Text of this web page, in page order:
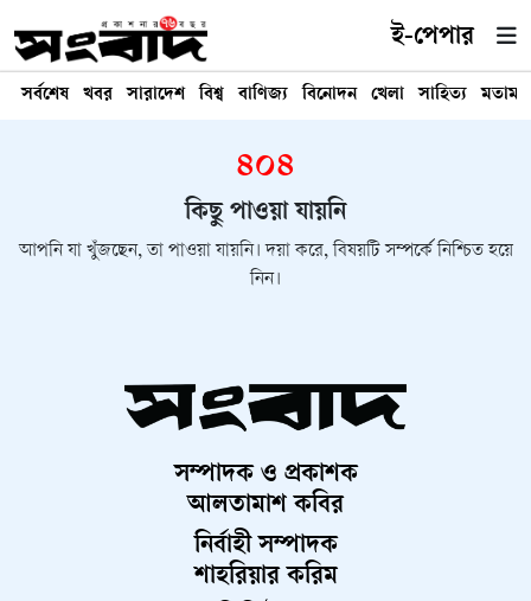
ই-পেপার
সর্বশেষ খবর সারাদেশ বিশ্ব বাণিজ্য বিনোদন খেলা সাহিত্য মতামত
৪০৪
কিছু পাওয়া যায়নি
আপনি যা খুঁজছেন, তা পাওয়া যায়নি। দয়া করে, বিষয়টি সম্পর্কে নিশ্চিত হয়ে
নিন।
সম্পাদক ও প্রকাশক
আলতামাশ কবির
নির্বাহী সম্পাদক
শাহরিয়ার করিম